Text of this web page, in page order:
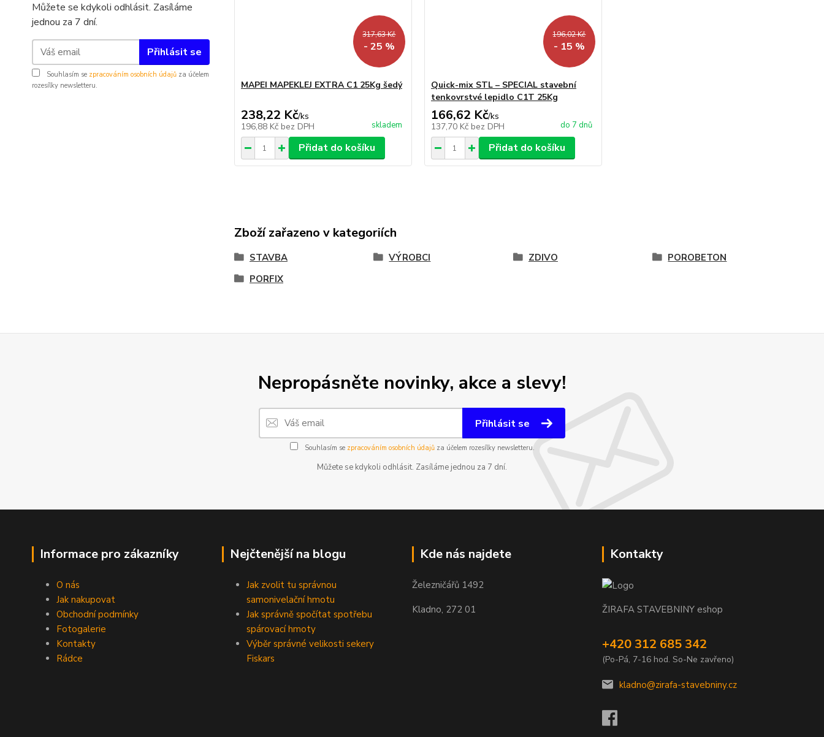
Můžete se kdykoli odhlásit. Zasíláme
jednou za 7 dní.
Přihlásit se
Souhlasím se zpracováním osobních údajů za účelem
rozesílky newsletteru.
317,63 Kč
- 25 %
MAPEI MAPEKLEJ EXTRA C1 25Kg šedý
238,22 Kč/ks
196,88 Kč bez DPH skladem
Přidat do košíku
196,02 Kč
- 15 %
Quick-mix STL – SPECIAL stavební
tenkovrstvé lepidlo C1T 25Kg
166,62 Kč/ks
137,70 Kč bez DPH do 7 dnů
Přidat do košíku
Zboží zařazeno v kategoriích
STAVBA VÝROBCI ZDIVO
POROBETON
PORFIX
Nepropásněte novinky, akce a slevy!
Přihlásit se
Souhlasím se zpracováním osobních údajůza účelem rozesílky newsletteru.
Můžete se kdykoli odhlásit. Zasíláme jednou za 7 dní.
Informace pro zákazníky
O nás
Jak nakupovat
Obchodní podmínky
Fotogalerie
Kontakty
Rádce
Nejčtenější na blogu
Jak zvolit tu správnou
samonivelační hmotu
Jak správně spočítat spotřebu
spárovací hmoty
Výběr správné velikosti sekery
Fiskars
Kde nás najdete
Železničářů 1492
Kladno, 272 01
Kontakty
ŽIRAFA STAVEBNINY eshop
+420 312 685 342
(Po-Pá, 7-16 hod. So-Ne zavřeno)
kladno@zirafa-stavebniny.cz